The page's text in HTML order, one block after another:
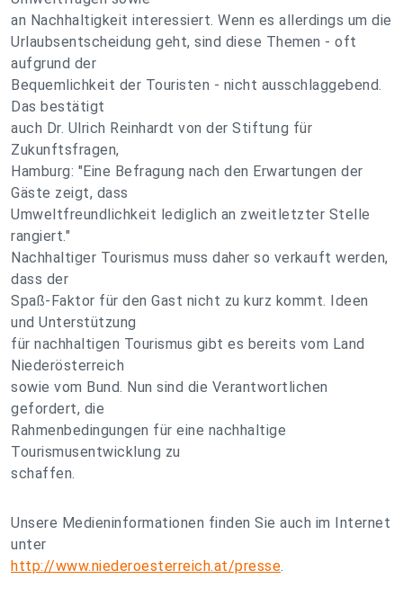
an Nachhaltigkeit interessiert. Wenn es allerdings um die
Urlaubsentscheidung geht, sind diese Themen - oft
aufgrund der
Bequemlichkeit der Touristen - nicht ausschlaggebend.
Das bestätigt
auch Dr. Ulrich Reinhardt von der Stiftung für
Zukunftsfragen,
Hamburg: "Eine Befragung nach den Erwartungen der
Gäste zeigt, dass
Umweltfreundlichkeit lediglich an zweitletzter Stelle
rangiert."
Nachhaltiger Tourismus muss daher so verkauft werden,
dass der
Spaß-Faktor für den Gast nicht zu kurz kommt. Ideen
und Unterstützung
für nachhaltigen Tourismus gibt es bereits vom Land
Niederösterreich
sowie vom Bund. Nun sind die Verantwortlichen
gefordert, die
Rahmenbedingungen für eine nachhaltige
Tourismusentwicklung zu
schaffen.
Unsere Medieninformationen finden Sie auch im Internet
unter
http://www.niederoesterreich.at/presse.